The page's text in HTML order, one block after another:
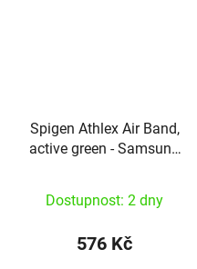
Spigen Athlex Air Band,
active green - Samsung
Dostupnost: 2 dny
576 Kč